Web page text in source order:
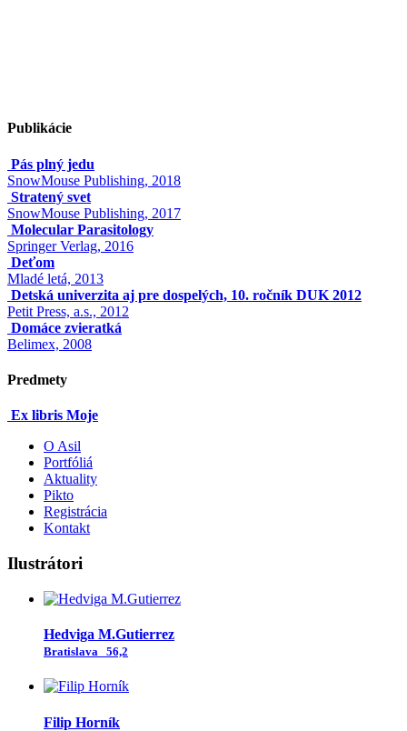
Publikácie
Pás plný jedu
SnowMouse Publishing, 2018
Stratený svet
SnowMouse Publishing, 2017
Molecular Parasitology
Springer Verlag, 2016
Deťom
Mladé letá, 2013
Detská univerzita aj pre dospelých, 10. ročník DUK 2012
Petit Press, a.s., 2012
Domáce zvieratká
Belimex, 2008
Predmety
Ex libris Moje
O Asil
Portfóliá
Aktuality
Pikto
Registrácia
Kontakt
Ilustrátori
Hedviga M.Gutierrez
Bratislava 56,2
Filip Horník